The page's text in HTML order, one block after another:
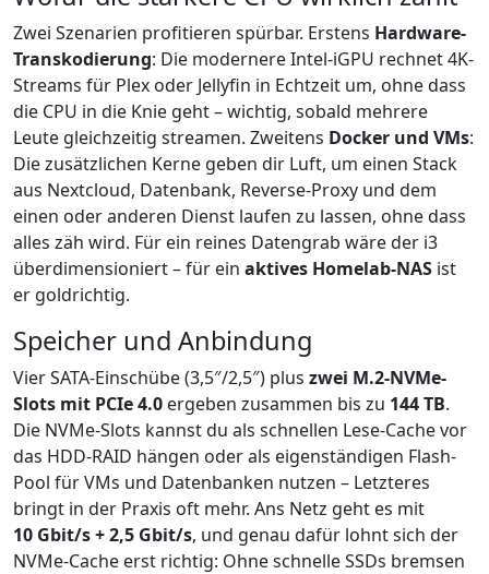
Zwei Szenarien profitieren spürbar. Erstens Hardware-
Transkodierung: Die modernere Intel-iGPU rechnet 4K-
Streams für Plex oder Jellyfin in Echtzeit um, ohne dass
die CPU in die Knie geht – wichtig, sobald mehrere
Leute gleichzeitig streamen. Zweitens Docker und VMs:
Die zusätzlichen Kerne geben dir Luft, um einen Stack
aus Nextcloud, Datenbank, Reverse-Proxy und dem
einen oder anderen Dienst laufen zu lassen, ohne dass
alles zäh wird. Für ein reines Datengrab wäre der i3
überdimensioniert – für ein aktives Homelab-NAS ist
er goldrichtig.
Speicher und Anbindung
Vier SATA-Einschübe (3,5″/2,5″) plus zwei M.2-NVMe-
Slots mit PCIe 4.0 ergeben zusammen bis zu 144 TB.
Die NVMe-Slots kannst du als schnellen Lese-Cache vor
das HDD-RAID hängen oder als eigenständigen Flash-
Pool für VMs und Datenbanken nutzen – Letzteres
bringt in der Praxis oft mehr. Ans Netz geht es mit
10 Gbit/s + 2,5 Gbit/s, und genau dafür lohnt sich der
NVMe-Cache erst richtig: Ohne schnelle SSDs bremsen